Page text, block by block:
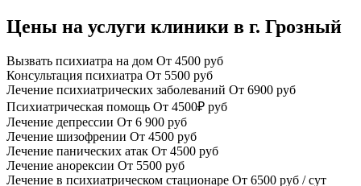
Цены на услуги клиники в г. Грозный
Вызвать психиатра на дом От 4500 руб
Консультация психиатра От 5500 руб
Лечение психиатрических заболеваний От 6900 руб
Психиатрическая помощь От 4500₽ руб
Лечение депрессии От 6 900 руб
Лечение шизофрении От 4500 руб
Лечение панических атак От 4500 руб
Лечение анорексии От 5500 руб
Лечение в психиатрическом стационаре От 6500 руб / сут